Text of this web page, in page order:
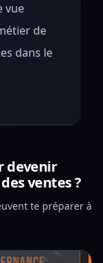
vue
de
dans le
devenir
ventes ?
te préparer à